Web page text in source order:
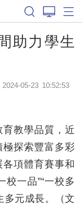
助力學生
2024-05-23 10:52:53
教學品質，近
探索豐富多彩
項體育賽事和
校一品”“一校多
多元成長。（文